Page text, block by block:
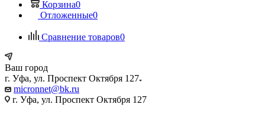
Корзина0
Отложенные0
Сравнение товаров0
Ваш город
г. Уфа, ул. Проспект Октября 127
micronnet@bk.ru
г. Уфа, ул. Проспект Октября 127